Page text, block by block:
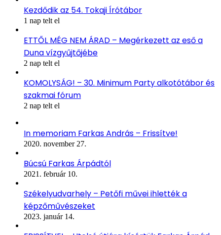
Kezdődik az 54. Tokaji Írótábor
1 nap telt el
ETTŐL MÉG NEM ÁRAD – Megérkezett az eső a
Duna vízgyűjtőjébe
2 nap telt el
KOMOLYSÁG! – 30. Minimum Party alkotótábor és
szakmai fórum
2 nap telt el
In memoriam Farkas András – Frissítve!
2020. november 27.
Búcsú Farkas Árpádtól
2021. február 10.
Székelyudvarhely – Petőfi művei ihlették a
képzőművészeket
2023. január 14.